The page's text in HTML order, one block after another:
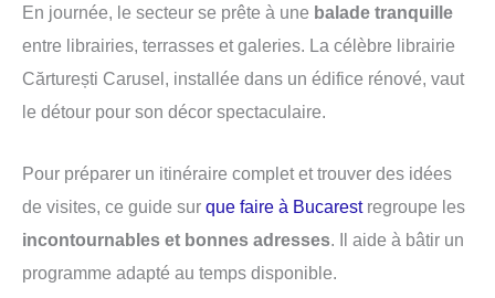
En journée, le secteur se prête à une balade tranquille
entre librairies, terrasses et galeries. La célèbre librairie
Cărturești Carusel, installée dans un édifice rénové, vaut
le détour pour son décor spectaculaire.
Pour préparer un itinéraire complet et trouver des idées
de visites, ce guide sur que faire à Bucarestregroupe les
incontournables et bonnes adresses. Il aide à bâtir un
programme adapté au temps disponible.